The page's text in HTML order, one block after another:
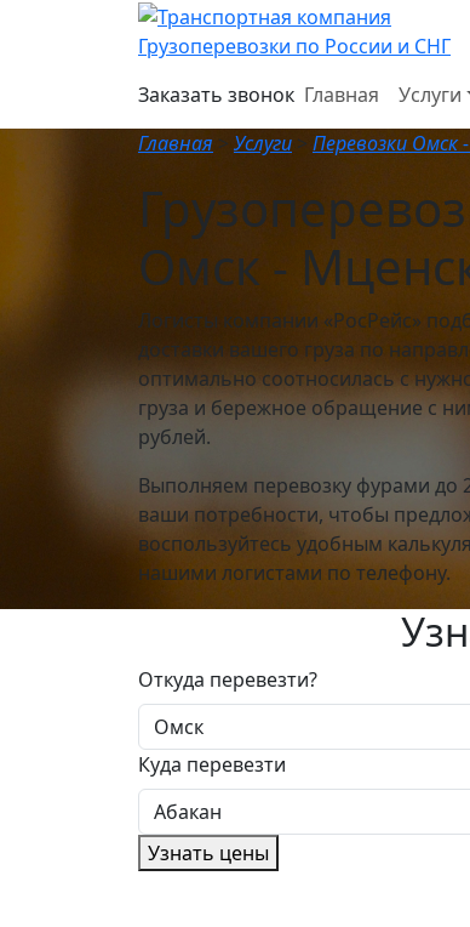
Грузоперевозки по России и СНГ
Заказать звонок Главная Услуги
Главная > Услуги > Перевозки Омск
Омск -
Логисты компании «РосРейс»
доставки вашего груза по
оптимально соотносилась с
груза и бережное обращение с
рублей.
Выполняем перевозку фурами до
ваши потребности, чтобы
воспользуйтесь удобным
нашими логистами по телефону.
Откуда перевезти?
Куда перевезти
Узнать цены